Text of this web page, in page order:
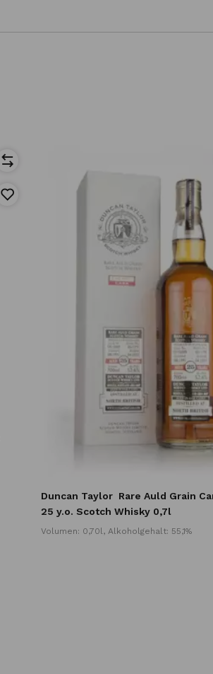
Duncan Taylor Rare Auld Grain
25 y.o. Scotch Whisky 0,7l
Volumen: 0,70l, Alkoholgehalt: 55,1%